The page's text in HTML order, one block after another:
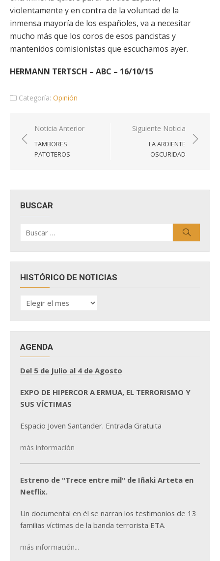
violentamente y en contra de la voluntad de la
inmensa mayoría de los españoles, va a necesitar
mucho más que los coros de esos pancistas y
mantenidos comisionistas que escuchamos ayer.
HERMANN TERTSCH – ABC – 16/10/15
Categoría: Opinión
Navegación
de
entradas
Noticia Anterior
TAMBORES
PATOTEROS
Siguiente Noticia
LA ARDIENTE
OSCURIDAD
BUSCAR
por:
HISTÓRICO DE NOTICIAS
HISTÓRICO
DE
AGENDA
Del 5 de Julio al 4 de Agosto
EXPO DE HIPERCOR A ERMUA, EL TERRORISMO Y
SUS VÍCTIMAS
Espacio Joven Santander. Entrada Gratuita
más información
Estreno de "Trece entre mil" de Iñaki Arteta en
Netflix.
Un documental en él se narran los testimonios de 13
familias víctimas de la banda terrorista ETA.
más información...